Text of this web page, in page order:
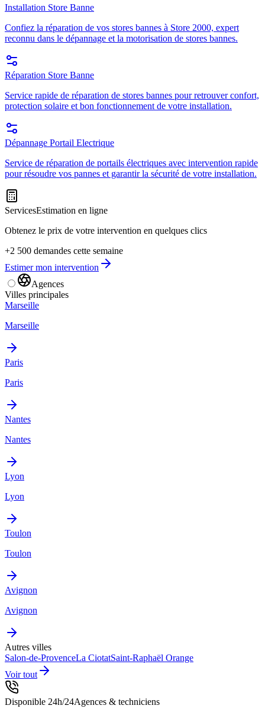
Installation Store Banne
Confiez la réparation de vos stores bannes à Store 2000, expert
reconnu dans le dépannage et la motorisation de stores bannes.
Réparation Store Banne
Service rapide de réparation de stores bannes pour retrouver confort,
protection solaire et bon fonctionnement de votre installation.
Dépannage Portail Electrique
Service de réparation de portails électriques avec intervention rapide
pour résoudre vos pannes et garantir la sécurité de votre installation.
ServicesEstimation en ligne
Obtenez le prix de votre intervention en quelques clics
+2 500 demandes cette semaine
Estimer mon intervention
Agences
Villes principales
Marseille
Marseille
Paris
Paris
Nantes
Nantes
Lyon
Lyon
Toulon
Toulon
Avignon
Avignon
Autres villes
Salon-de-ProvenceLa CiotatSaint-Raphaël Orange
Voir tout
Disponible 24h/24Agences & techniciens